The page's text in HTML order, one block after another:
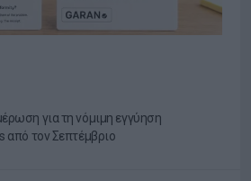
για τη νόμιμη εγγύηση
από τον Σεπτέμβριο